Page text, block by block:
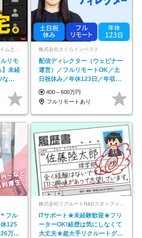
ミイダス株式会社【東証プライム上場パーソルグループ】
リモ
】未経
め*
株式会社さくらインベスト
配信ディレクター（ウェビナー
運営）／フルリモートOK／土
日祝休み／年休123日／年収
600万円可
400～600万円
フルリモートあり
フル
125
万円
ITサポート★未経験歓迎★フリ
ーターOK!経歴は気にしなくて
大丈夫★超大手リクルートグル